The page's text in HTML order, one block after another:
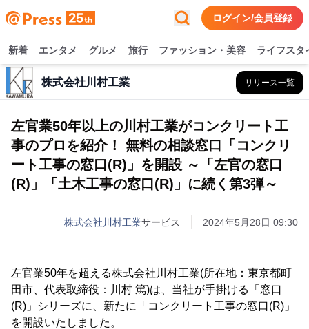
ログイン/会員登録
新着 エンタメ グルメ 旅行 ファッション・美容 ライフスタ
株式会社川村工業 リリース一覧
左官業50年以上の川村工業がコンクリート工
事のプロを紹介！ 無料の相談窓口「コンクリ
ート工事の窓口(R)」を開設 ～「左官の窓口
(R)」「土木工事の窓口(R)」に続く第3弾～
株式会社川村工業サービス 2024年5月28日 09:30
左官業50年を超える株式会社川村工業(所在地：東京都町
田市、代表取締役：川村 篤)は、当社が手掛ける「窓口
(R)」シリーズに、新たに「コンクリート工事の窓口(R)」
を開設いたしました。